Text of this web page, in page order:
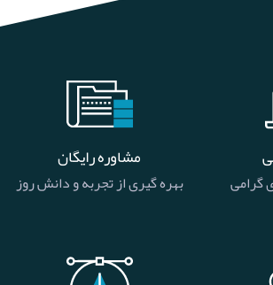
مشاوره رایگان
بهره گیری از تجربه و دانش روز